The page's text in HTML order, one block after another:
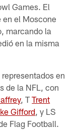
Games. El
en el Moscone
marcando la
en la misma
en
de la NFL, con
, TTrent
Gifford , y LS
Flag Football.